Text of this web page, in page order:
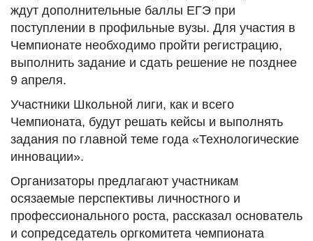
ждут дополнительные баллы ЕГЭ при
поступлении в профильные вузы. Для участия в
Чемпионате необходимо пройти регистрацию,
выполнить задание и сдать решение не позднее
9 апреля.
Участники Школьной лиги, как и всего
Чемпионата, будут решать кейсы и выполнять
задания по главной теме года «Технологические
инновации».
Организаторы предлагают участникам
осязаемые перспективы личностного и
профессионального роста, рассказал основатель
и сопредседатель оргкомитета чемпионата